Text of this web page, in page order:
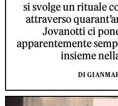
si svolge un rituale
attraverso
Jovanotti ci
apparentemente
insieme
DI